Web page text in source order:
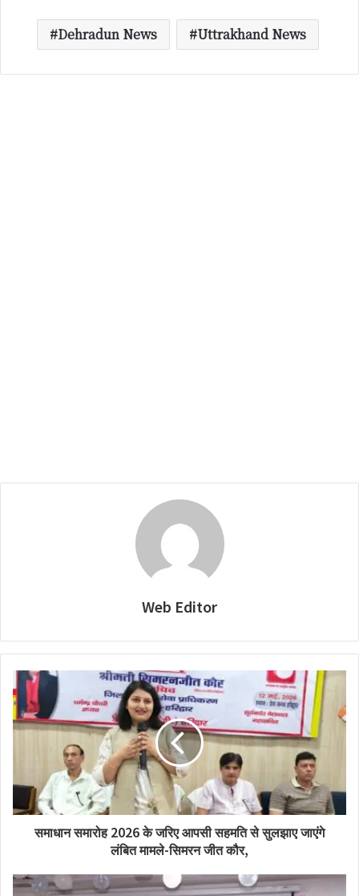
Dehradun News Uttrakhand News
Web Editor
समाधान समारोह 2026 के जरिए आपसी सहमति से सुलझाए जाएंगे
लंबित मामले-सिमरन जीत कौर,